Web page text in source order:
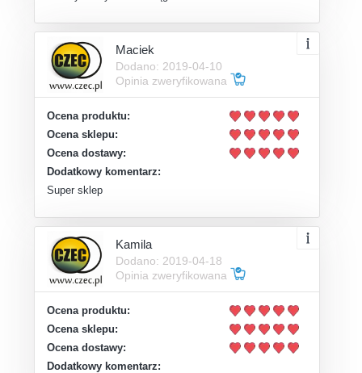
Maciek
Dodano: 2019-04-10
Opinia zweryfikowana
Ocena produktu:
Ocena sklepu:
Ocena dostawy:
Dodatkowy komentarz:
Super sklep
Kamila
Dodano: 2019-04-18
Opinia zweryfikowana
Ocena produktu:
Ocena sklepu:
Ocena dostawy:
Dodatkowy komentarz: